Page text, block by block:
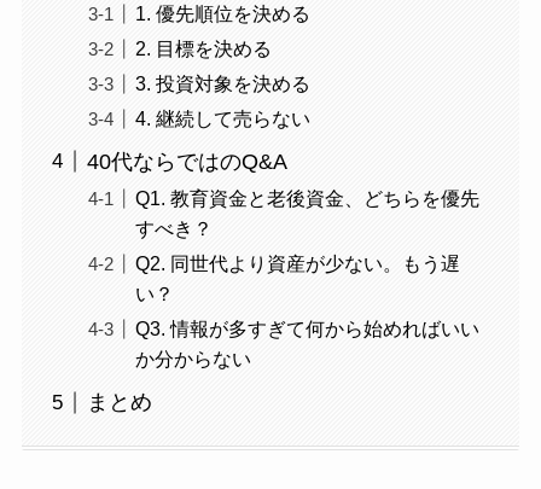
1. 優先順位を決める
2. 目標を決める
3. 投資対象を決める
4. 継続して売らない
40代ならではのQ&A
Q1. 教育資金と老後資金、どちらを優先
すべき？
Q2. 同世代より資産が少ない。もう遅
い？
Q3. 情報が多すぎて何から始めればいい
か分からない
まとめ